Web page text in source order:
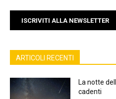
ISCRIVITI ALLA NEWSLETTER
ARTICOLI RECENTI
La notte
cadenti